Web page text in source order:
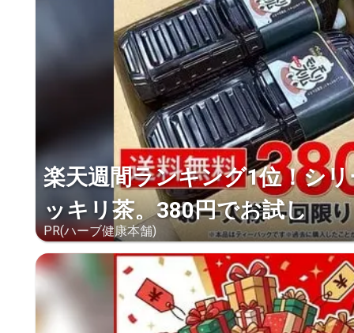
楽天週間ランキング1位！シ
ッキリ茶。380円でお試し
PR(ハーブ健康本舗)